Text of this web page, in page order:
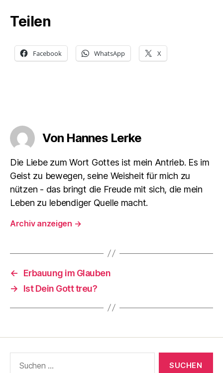
Teilen
Facebook WhatsApp X
Von Hannes Lerke
Die Liebe zum Wort Gottes ist mein Antrieb. Es im
Geist zu bewegen, seine Weisheit für mich zu
nützen - das bringt die Freude mit sich, die mein
Leben zu lebendiger Quelle macht.
Archiv anzeigen →
←
Erbauung im Glauben
→
Ist Dein Gott treu?
nach: